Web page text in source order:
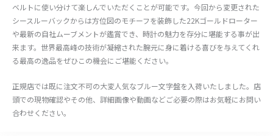
ベルトに使い分けて楽しんでいただくことが可能です。今回から変更された
シースルーバックからは方位図のモチーフを装飾した22Kゴールドローター
や最新の自社ムーブメントが鑑賞でき、時計の魅力を存分に堪能する事が出
来ます。世界最高峰の技術が凝縮された腕元に身に着ける喜びを与えてくれ
る最高の逸品をぜひこの機会にご堪能ください。
正規店では既に注文不可の大変人気なブルー文字盤を入荷いたしました。店
頭での現物確認やその他、詳細画像や動画などご必要の際はお気軽にお問い
合わせください。